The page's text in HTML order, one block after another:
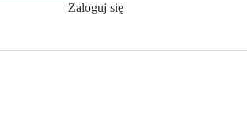
Zaloguj się